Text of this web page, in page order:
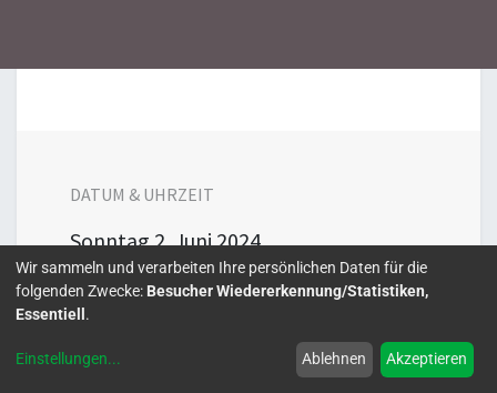
DATUM & UHRZEIT
Sonntag2. Juni 2024
10:00 17:00
Europe/Berlin
Zu Kalender hinzufügen
Wir sammeln und verarbeiten Ihre persönlichen Daten für die
folgenden Zwecke: Besucher Wiedererkennung/Statistiken,
Essentiell .
Einstellungen... Ablehnen Akzeptieren